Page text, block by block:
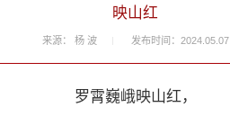
映山红
来源： 杨 波 发布时间：2024.05.07
罗霄巍峨映山红，